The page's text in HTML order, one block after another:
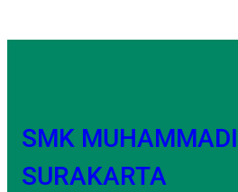
SMK
SURAKARTA